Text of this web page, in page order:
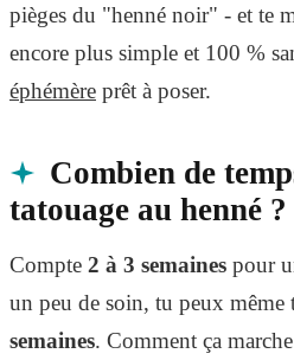
pièges du "henné noir" - et te
encore plus simple et 100 %
éphémère prêt à poser.
Combien de
tatouage au henné ?
Compte 2 à 3 semaines pour
un peu de soin, tu peux même
semaines. Comment ça